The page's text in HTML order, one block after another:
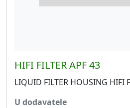
HIFI FILTER APF 43
LIQUID FILTER HOUSING HIFI
u dodavatele